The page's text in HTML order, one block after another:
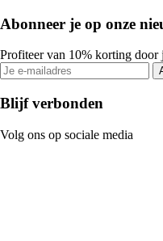
Abonneer je op onze
Profiteer van 10% korting door
Blijf verbonden
Volg ons op sociale media